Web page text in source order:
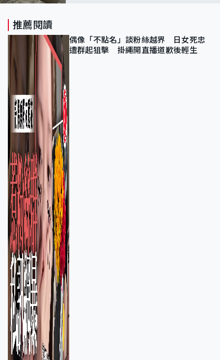
推薦閱讀
偶像「不點名」談粉絲越界 日女死忠
遭群起狙擊 掛繩開直播道歉後輕生